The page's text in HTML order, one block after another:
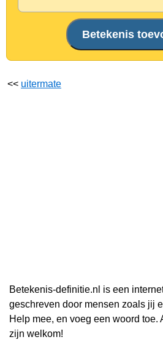
<< uitermate
Betekenis-definitie.nl is een
geschreven door mensen zoals jij
Help mee, en voeg een woord toe.
zijn welkom!